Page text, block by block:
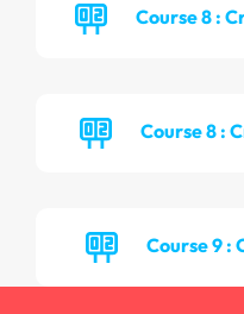
Course 8 :
Course 8 :
Course 9 :